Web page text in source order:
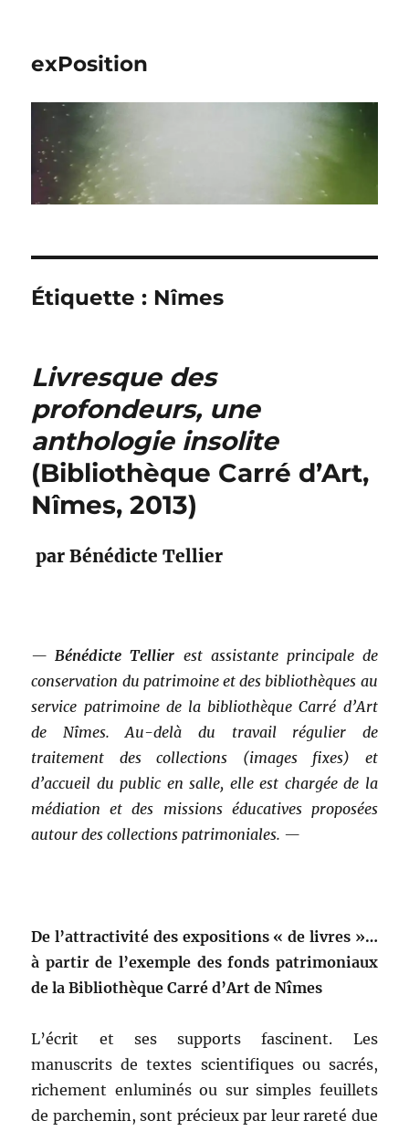
exPosition
Étiquette : Nîmes
Livresque des
profondeurs, une
anthologie insolite
(Bibliothèque Carré d’Art,
Nîmes, 2013)
par Bénédicte Tellier
—Bénédicte Tellier est assistante principale de
conservation du patrimoine et des bibliothèques au
service patrimoine de la bibliothèque Carré d’Art
de Nîmes. Au-delà du travail régulier de
traitement des collections (images fixes) et
d’accueil du public en salle, elle est chargée de la
médiation et des missions éducatives proposées
autour des collections patrimoniales. —
De l’attractivité des expositions « de livres »…
à partir de l’exemple des fonds patrimoniaux
de la Bibliothèque Carré d’Art de Nîmes
L’écrit et ses supports fascinent. Les
manuscrits de textes scientifiques ou sacrés,
richement enluminés ou sur simples feuillets
de parchemin, sont précieux par leur rareté due